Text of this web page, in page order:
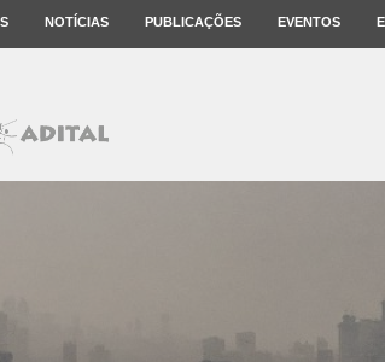
NOTÍCIAS PUBLICAÇÕES EVENTOS